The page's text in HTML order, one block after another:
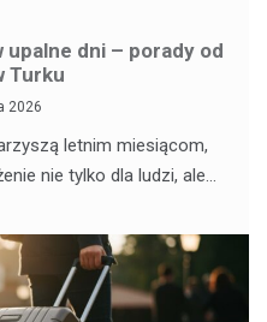
upalne dni – porady od
Turku
2026
letnim miesiącom,
nie tylko dla ludzi, ale…